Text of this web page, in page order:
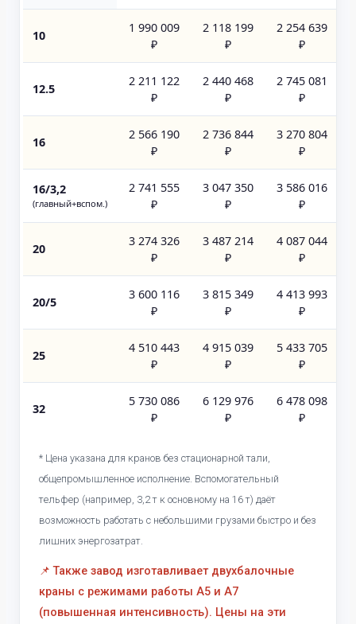
10
1 990 009
₽
2 118 199
₽
2 254 639
₽
12.5
2 211 122
₽
2 440 468
₽
2 745 081
₽
16
2 566 190
₽
2 736 844
₽
3 270 804
₽
16/3,2
(главный+вспом.)
2 741 555
₽
3 047 350
₽
3 586 016
₽
20
3 274 326
₽
3 487 214
₽
4 087 044
₽
20/5
3 600 116
₽
3 815 349
₽
4 413 993
₽
25
4 510 443
₽
4 915 039
₽
5 433 705
₽
32
5 730 086
₽
6 129 976
₽
6 478 098
₽
* Цена указана для кранов без стационарной тали,
общепромышленное исполнение. Вспомогательный
тельфер (например, 3,2 т к основному на 16 т) даёт
возможность работать с небольшими грузами быстро и без
лишних энергозатрат.
📌 Также завод изготавливает двухбалочные
краны с режимами работы А5 и А7
(повышенная интенсивность). Цены на эти